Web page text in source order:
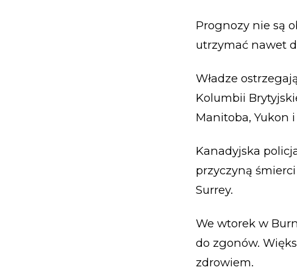
Prognozy nie są
utrzymać nawet
Władze
Kolumbii
Manitoba, Yukon
Kanadyjska
przyczyną
Surrey.
We wtorek w
do zgonów.
zdrowiem.